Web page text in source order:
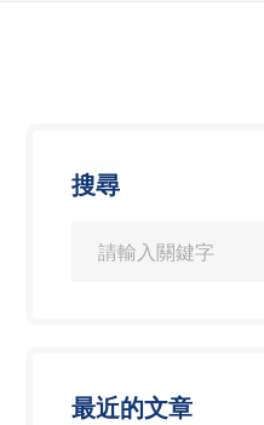
搜尋
最近的文章